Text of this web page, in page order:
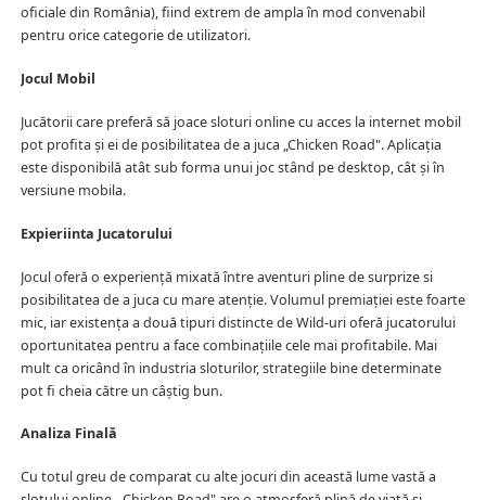
oficiale din România), fiind extrem de ampla în mod convenabil
pentru orice categorie de utilizatori.
Jocul Mobil
Jucătorii care preferă să joace sloturi online cu acces la internet mobil
pot profita și ei de posibilitatea de a juca „Chicken Road". Aplicația
este disponibilă atât sub forma unui joc stând pe desktop, cât și în
versiune mobila.
Expieriinta Jucatorului
Jocul oferă o experiență mixată între aventuri pline de surprize si
posibilitatea de a juca cu mare atenție. Volumul premiației este foarte
mic, iar existența a două tipuri distincte de Wild-uri oferă jucatorului
oportunitatea pentru a face combinațiile cele mai profitabile. Mai
mult ca oricând în industria sloturilor, strategiile bine determinate
pot fi cheia către un câștig bun.
Analiza Finală
Cu totul greu de comparat cu alte jocuri din această lume vastă a